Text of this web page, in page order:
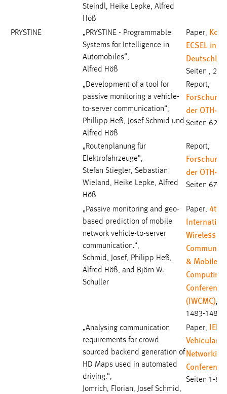
Steindl, Heike Lepke, Alfred
Höß
PRYSTINE
„PRYSTINE - Programmable
Systems for Intelligence in
Automobiles“,
Alfred Höß
Paper,
ECSEL in
Seiten ,
„Development of a tool for
passive monitoring a vehicle-
to-server communication“,
Phillipp Heß, Josef Schmid und
Alfred Höß
Report,
der OTH-
Seiten 62-
„Routenplanung für
Elektrofahrzeuge“,
Stefan Stiegler, Sebastian
Wieland, Heike Lepke, Alfred
Höß
Report,
der OTH-
Seiten 67-
„Passive monitoring and geo-
based prediction of mobile
network vehicle-to-server
communication.“,
Schmid, Josef, Philipp Heß,
Alfred Höß, and Björn W.
Schuller
Paper, 4th
Wireless
& Mobile
Computing
Conference
(IWCMC),
1483-1488,
„Analysing communication
requirements for crowd
sourced backend generation of
HD Maps used in automated
driving.“,
Jomrich, Florian, Josef Schmid,
Paper, IEEE
Vehicular
Networking
Conference
Seiten 1-8,